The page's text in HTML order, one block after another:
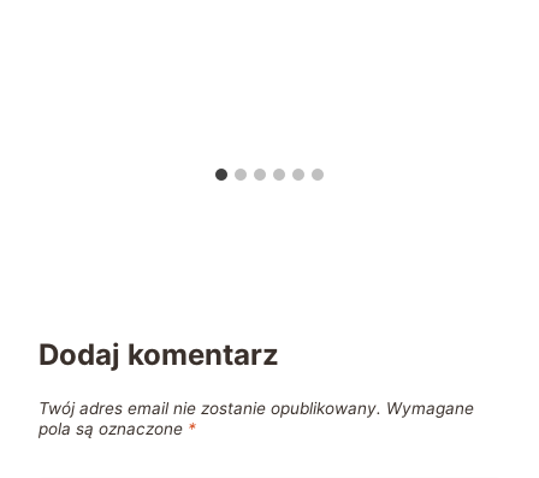
Dodaj komentarz
Twój adres email nie zostanie opublikowany. Wymagane
pola są oznaczone *